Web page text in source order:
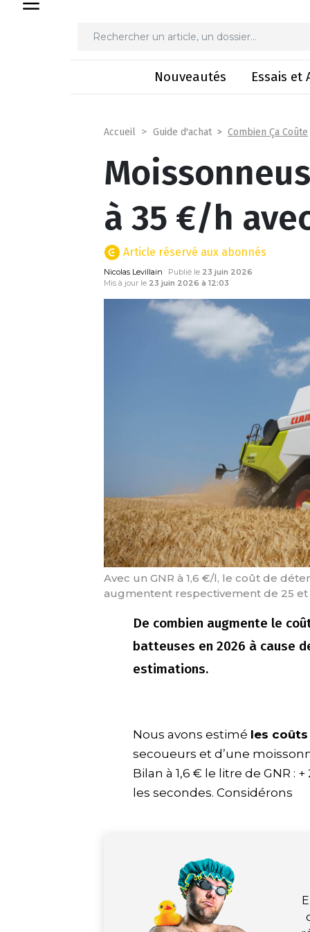
Nouveautés Essais et
Accueil Guide d'achat Combien Ça Coûte
à 35 €/h
Article réservé aux abonnés
Nicolas Levillain Publié le 23 juin 2026
Mis à jour le 23 juin 2026 à 12:03
Avec un GNR à 1,6 €/l, le coût de
augmentent respectivement de 25 et
De combien augmente le
batteuses en 2026 à cause
estimations.
Nous avons estimé les coûts
secoueurs et d’une
Bilan à 1,6 € le litre de GNR :
les secondes. Considérons